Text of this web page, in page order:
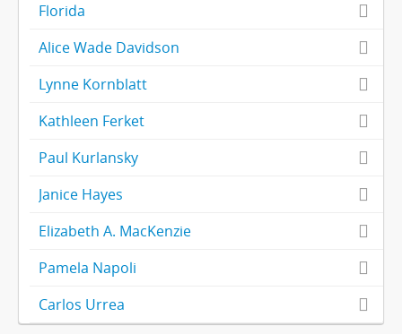
Florida
Alice Wade Davidson
Lynne Kornblatt
Kathleen Ferket
Paul Kurlansky
Janice Hayes
Elizabeth A. MacKenzie
Pamela Napoli
Carlos Urrea